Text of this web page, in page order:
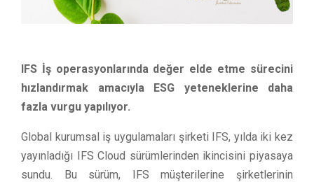
IFS İş operasyonlarında değer elde etme sürecini
hızlandırmak amacıyla ESG yeteneklerine daha
fazla vurgu yapılıyor.
Global kurumsal iş uygulamaları şirketi IFS, yılda iki kez
yayınladığı IFS Cloud sürümlerinden ikincisini piyasaya
sundu. Bu sürüm, IFS müşterilerine şirketlerinin